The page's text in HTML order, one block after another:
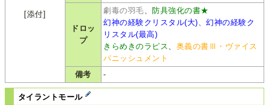
[添付]
ドロッ
プ
劇毒の羽毛、 防具強化の書★
幻神の経験クリスタル(大)、幻神の経験ク
リスタル(最高)
きらめきのラピス、 奥義の書Ⅲ・ヴァイス
パニッシュメント
備考
-
タイラントモール